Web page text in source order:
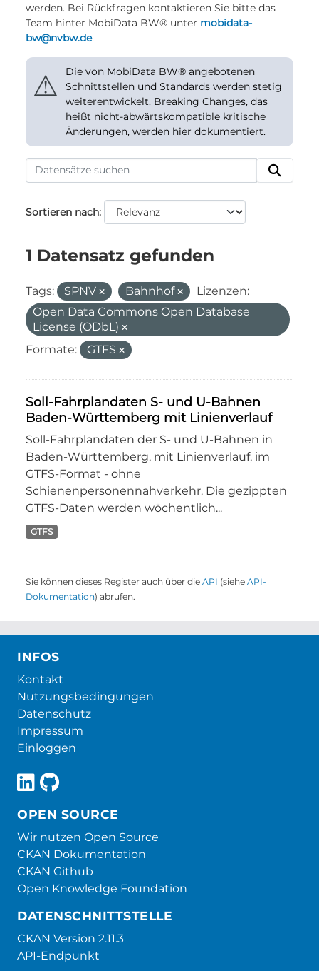
werden. Bei Rückfragen kontaktieren Sie bitte das
Team hinter MobiData BW® unter mobidata-
bw@nvbw.de.
⚠
Die von MobiData BW® angebotenen
Schnittstellen und Standards werden stetig
weiterentwickelt. Breaking Changes, das
heißt nicht-abwärtskompatible kritische
Änderungen, werden hier dokumentiert.
Sortieren nach
1 Datensatz gefunden
Tags: SPNV Bahnhof
Lizenzen:
Open Data Commons Open Database
License (ODbL)
Formate:
GTFS
Soll-Fahrplandaten S- und U-Bahnen
Baden-Württemberg mit Linienverlauf
Soll-Fahrplandaten der S- und U-Bahnen in
Baden-Württemberg, mit Linienverlauf, im
GTFS-Format - ohne
Schienenpersonennahverkehr. Die gezippten
GTFS-Daten werden wöchentlich...
GTFS
Sie können dieses Register auch über die API (siehe API-
Dokumentation) abrufen.
INFOS
Kontakt
Nutzungsbedingungen
Datenschutz
Impressum
Einloggen
OPEN SOURCE
Wir nutzen Open Source
CKAN Dokumentation
CKAN Github
Open Knowledge Foundation
DATENSCHNITTSTELLE
CKAN Version 2.11.3
API-Endpunkt